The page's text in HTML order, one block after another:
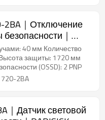
2BA｜Отключение
｜
40 мм Количество
защиты: 1720 мм
(OSSD): 2 PNP
2BA
｜Датчик световой